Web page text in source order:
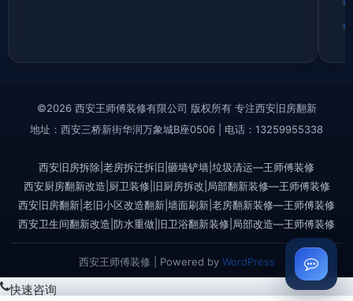
©2026 西安王师傅装修有限公司 版权所有 专注西安旧房翻新
地址：西安三桥新街华润万象城B座0506 | 电话：13259955338
西安旧房拆除|老房拆迁拆旧|砸墙铲墙|垃圾清运—王师傅装修
西安厨房翻新改造|厨卫装修|旧厨房拆改|局部翻新装修—王师傅装修
西安旧房翻新|老旧小区改造翻新|墙面刷新|老房翻新装修—王师傅装修
西安卫生间翻新改造|防水重做|旧卫浴翻新装修|局部改造—王师傅装修
西安王师傅装修 | Powered by WordPress
快速咨询